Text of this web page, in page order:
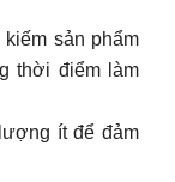
sản phẩm
thời điểm làm
ít để đảm